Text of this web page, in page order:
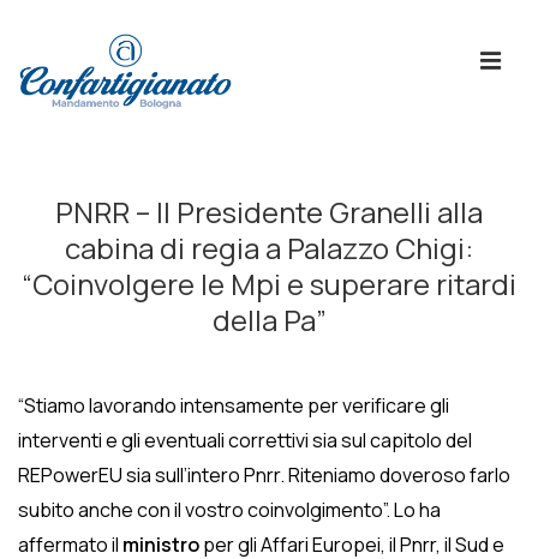
Principale
PNRR – Il Presidente Granelli alla
cabina di regia a Palazzo Chigi:
“Coinvolgere le Mpi e superare ritardi
della Pa”
“Stiamo lavorando intensamente per verificare gli
interventi e gli eventuali correttivi sia sul capitolo del
REPowerEU sia sull’intero Pnrr. Riteniamo doveroso farlo
subito anche con il vostro coinvolgimento”. Lo ha
affermato il ministroper gli Affari Europei, il Pnrr, il Sud e